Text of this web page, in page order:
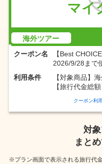
マイ
海外ツアー
クーポン名
【Best
2026/9/28ま
利用条件
【対象商品】
【旅行代金総
クーポン利
対
まと
※プラン画面で表示される旅行代